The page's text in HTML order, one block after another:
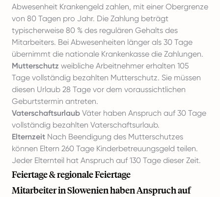
Abwesenheit Krankengeld zahlen, mit einer Obergrenze
von 80 Tagen pro Jahr. Die Zahlung beträgt
typischerweise 80 % des regulären Gehalts des
Mitarbeiters. Bei Abwesenheiten länger als 30 Tage
übernimmt die nationale Krankenkasse die Zahlungen.
Mutterschutz weibliche Arbeitnehmer erhalten 105
Tage vollständig bezahlten Mutterschutz. Sie müssen
diesen Urlaub 28 Tage vor dem voraussichtlichen
Geburtstermin antreten.
Vaterschaftsurlaub Väter haben Anspruch auf 30 Tage
vollständig bezahlten Vaterschaftsurlaub.
Elternzeit Nach Beendigung des Mutterschutzes
können Eltern 260 Tage Kinderbetreuungsgeld teilen.
Jeder Elternteil hat Anspruch auf 130 Tage dieser Zeit.
Feiertage & regionale Feiertage
Mitarbeiter in Slowenien haben Anspruch auf